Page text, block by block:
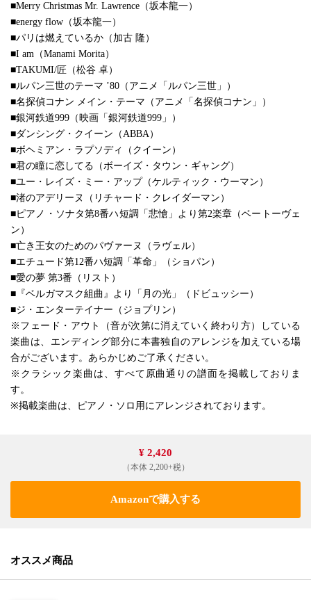
■Merry Christmas Mr. Lawrence（坂本龍一）
■energy flow（坂本龍一）
■パリは燃えているか（加古 隆）
■I am（Manami Morita）
■TAKUMI/匠（松谷 卓）
■ルパン三世のテーマ ’80（アニメ「ルパン三世」）
■名探偵コナン メイン・テーマ（アニメ「名探偵コナン」）
■銀河鉄道999（映画「銀河鉄道999」）
■ダンシング・クイーン（ABBA）
■ボヘミアン・ラプソディ（クイーン）
■君の瞳に恋してる（ボーイズ・タウン・ギャング）
■ユー・レイズ・ミー・アップ（ケルティック・ウーマン）
■渚のアデリーヌ（リチャード・クレイダーマン）
■ピアノ・ソナタ第8番ハ短調「悲愴」より第2楽章（ベートーヴェ
ン）
■亡き王女のためのパヴァーヌ（ラヴェル）
■エチュード第12番ハ短調「革命」（ショパン）
■愛の夢 第3番（リスト）
■『ベルガマスク組曲』より「月の光」（ドビュッシー）
■ジ・エンターテイナー（ジョプリン）
※フェード・アウト（音が次第に消えていく終わり方）している
楽曲は、エンディング部分に本書独自のアレンジを加えている場
合がございます。あらかじめご了承ください。
※クラシック楽曲は、すべて原曲通りの譜面を掲載しておりま
す。
※掲載楽曲は、ピアノ・ソロ用にアレンジされております。
¥ 2,420
（本体 2,200+税）
Amazonで購入する
オススメ商品